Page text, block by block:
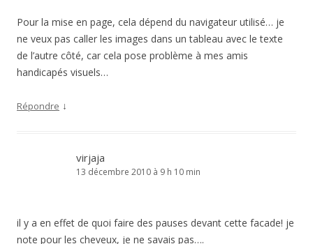
Pour la mise en page, cela dépend du navigateur utilisé… je
ne veux pas caller les images dans un tableau avec le texte
de l’autre côté, car cela pose problème à mes amis
handicapés visuels…
Répondre ↓
virjaja
13 décembre 2010 à 9 h 10 min
il y a en effet de quoi faire des pauses devant cette facade! je
note pour les cheveux, je ne savais pas….